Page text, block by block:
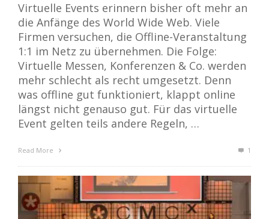
Virtuelle Events erinnern bisher oft mehr an
die Anfänge des World Wide Web. Viele
Firmen versuchen, die Offline-Veranstaltung
1:1 im Netz zu übernehmen. Die Folge:
Virtuelle Messen, Konferenzen & Co. werden
mehr schlecht als recht umgesetzt. Denn
was offline gut funktioniert, klappt online
längst nicht genauso gut. Für das virtuelle
Event gelten teils andere Regeln, …
Read More 1